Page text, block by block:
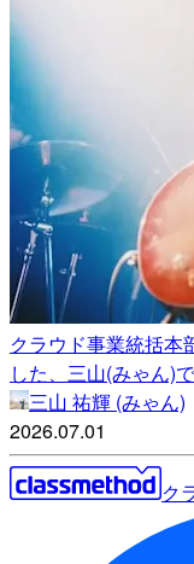
クラウド事業統括本
した、三山(みゃん)
三山 祐輝 (みゃん)
2026.07.01
ク